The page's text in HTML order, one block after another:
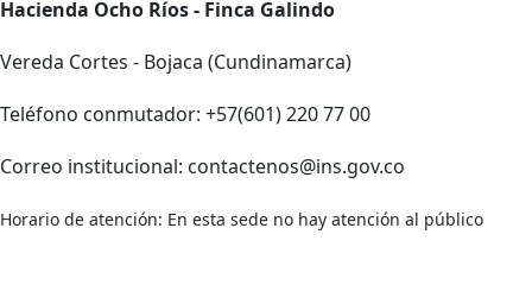
Hacienda Ocho Ríos - Finca Galindo
Vereda Cortes - Bojaca (Cundinamarca)
Teléfono conmutador: +57(601) 220 77 00
Correo institucional: contactenos@ins.gov.co
Horario de atención: En esta sede no hay atención al público